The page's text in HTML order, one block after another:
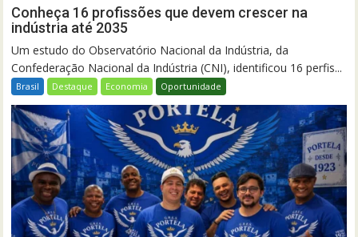
Conheça 16 profissões que devem crescer na
indústria até 2035
Um estudo do Observatório Nacional da Indústria, da
Confederação Nacional da Indústria (CNI), identificou 16 perfis...
Brasil Destaque Economia Oportunidade